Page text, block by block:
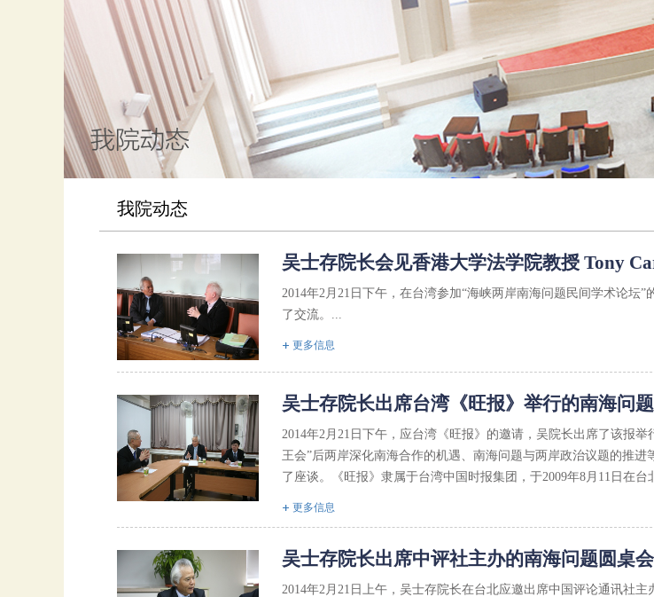
我院动态
吴士存院长会见香港大学法学院教授 Tony
2014年2月21日下午，在台湾参加“海峡两岸南海问题民间学术论坛
了交流。...
更多信息
吴士存院长出席台湾《旺报》举行的南海问
2014年2月21日下午，应台湾《旺报》的邀请，吴院长出席了该报
王会”后两岸深化南海合作的机遇、南海问题与两岸政治议题的推
了座谈。《旺报》隶属于台湾中国时报集团，于2009年8月11日在
更多信息
吴士存院长出席中评社主办的南海问题圆桌
2014年2月21日上午，吴士存院长在台北应邀出席中国评论通讯社